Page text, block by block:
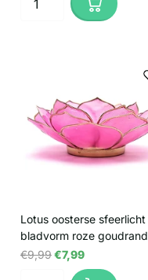
Lotus oosterse sfeerlicht
bladvorm roze goudrand
€9,99€7,99